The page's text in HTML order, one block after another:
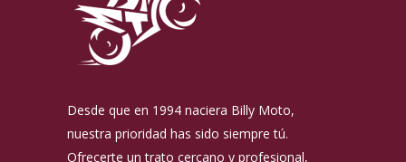
Desde que en 1994 naciera Billy Moto,
nuestra prioridad has sido siempre tú.
Ofrecerte un trato cercano y profesional,